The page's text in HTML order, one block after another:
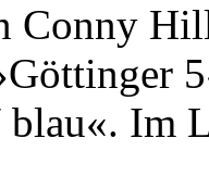
Conny
Im